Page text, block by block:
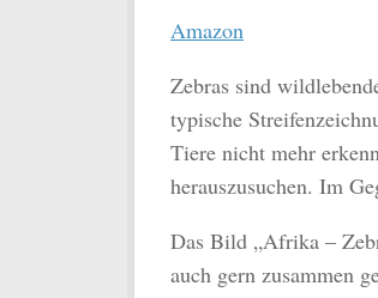
Amazon
Zebras sind
typische
Tiere nicht mehr
herauszusuchen. Im
Das Bild „Afrika –
auch gern zusammen